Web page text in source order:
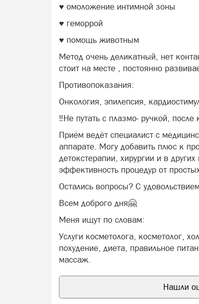
♥️ омоложение интимной зоны
♥️ геморрой
♥️ помощь животным
Метод очень деликатный, нет
стоит на месте , постоянно
Противопоказания:
Онкология, эпилепсия,
‼️Не путать с плазмо- ручкой,
Приём ведёт специалист с
аппарате. Могу добавить плюс к
детокстерапии, хирургии и в
эффективность процедур от
Остались вопросы? С
Всем доброго дня🤗
Меня ищут по словам:
Услуги косметолога, косметолог,
похудение, диета, правильное
массаж.
Нашли